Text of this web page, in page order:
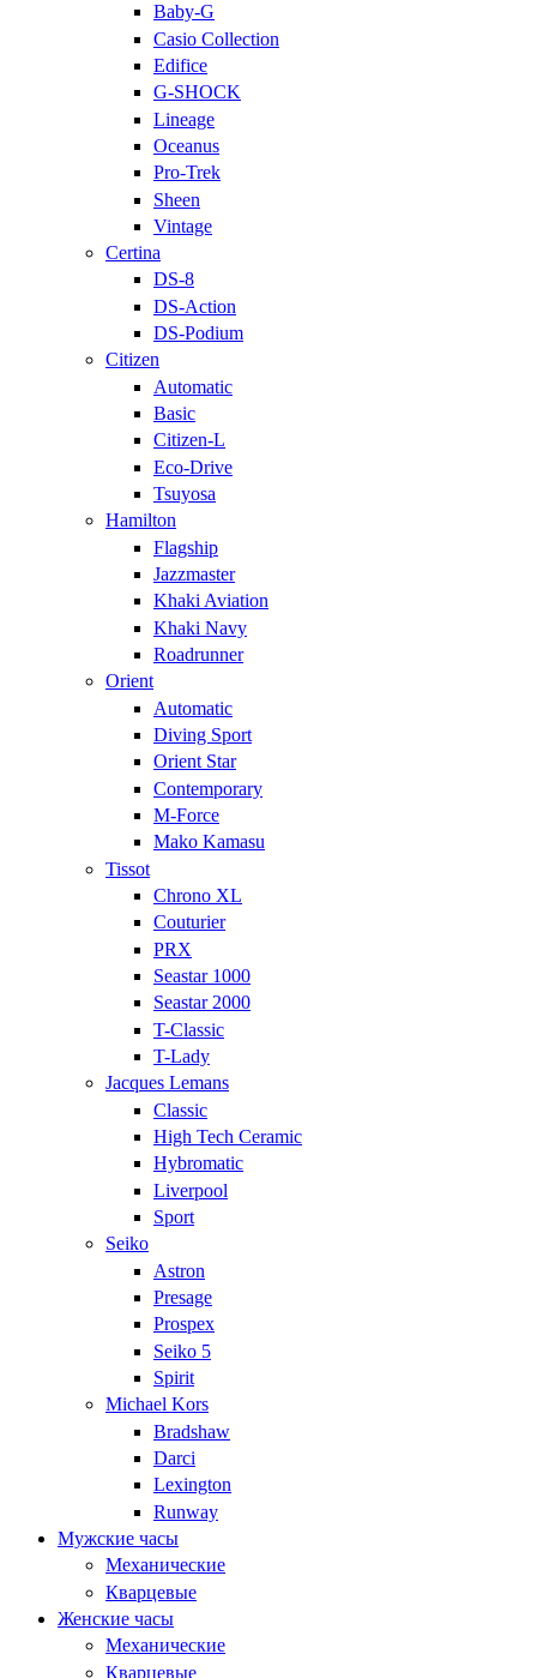
Baby-G
Casio Collection
Edifice
G-SHOCK
Lineage
Oceanus
Pro-Trek
Sheen
Vintage
Certina
DS-8
DS-Action
DS-Podium
Citizen
Automatic
Basic
Citizen-L
Eco-Drive
Tsuyosa
Hamilton
Flagship
Jazzmaster
Khaki Aviation
Khaki Navy
Roadrunner
Orient
Automatic
Diving Sport
Orient Star
Contemporary
M-Force
Mako Kamasu
Tissot
Chrono XL
Couturier
PRX
Seastar 1000
Seastar 2000
T-Classic
T-Lady
Jacques Lemans
Classic
High Tech Ceramic
Hybromatic
Liverpool
Sport
Seiko
Astron
Presage
Prospex
Seiko 5
Spirit
Michael Kors
Bradshaw
Darci
Lexington
Runway
Мужские часы
Механические
Кварцевые
Женские часы
Механические
Кварцевые